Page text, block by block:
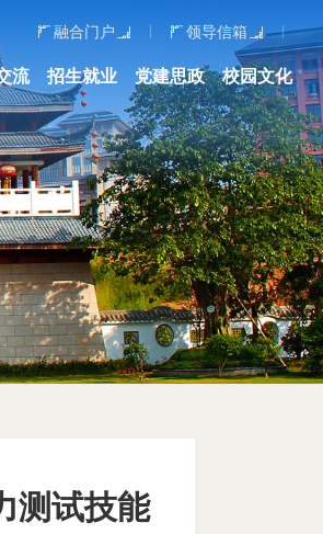
融合门户 领导信箱
流 招生就业 党建思政 校园文化
测试技能